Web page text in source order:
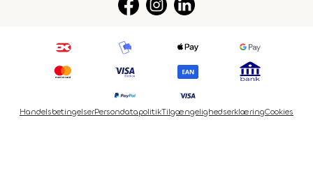
HandelsbetingelserPersondatapolitikTilgængelighedserklæringCookies